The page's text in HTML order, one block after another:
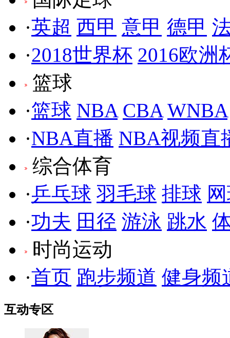
·英超 西甲 意甲 德甲
·2018世界杯 2016欧洲
篮球
·篮球 NBA CBA WNBA
·NBA直播 NBA视频直
综合体育
·乒乓球 羽毛球 排球
·功夫 田径 游泳 跳水
时尚运动
·首页 跑步频道 健身频
互动专区